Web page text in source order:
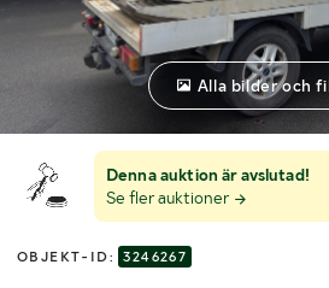
Denna auktion är avslutad!
Se fler auktioner
OBJEKT-ID: 3246267
Alla bilder och